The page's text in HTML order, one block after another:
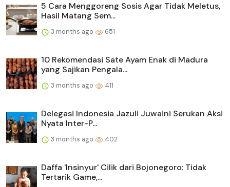
5 Cara Menggoreng Sosis Agar Tidak Meletus,
Hasil Matang Sem...
3 months ago 651
10 Rekomendasi Sate Ayam Enak di Madura
yang Sajikan Pengala...
3 months ago 411
Delegasi Indonesia Jazuli Juwaini Serukan Aksi
Nyata Inter-P...
3 months ago 402
Daffa 'Insinyur' Cilik dari Bojonegoro: Tidak
Tertarik Game,...